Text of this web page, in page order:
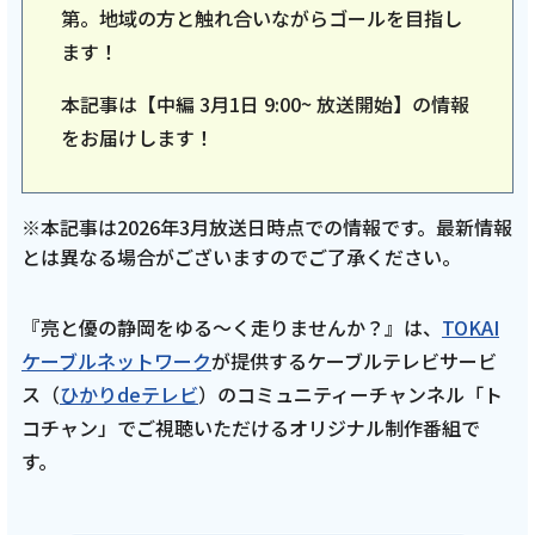
第。地域の方と触れ合いながらゴールを目指し
ます！
本記事は【中編 3月1日 9:00~ 放送開始】の情報
をお届けします！
※本記事は2026年3月放送日時点での情報です。最新情報
とは異なる場合がございますのでご了承ください。
『亮と優の静岡をゆる～く走りませんか？』は、 TOKAI
ケーブルネットワークが提供するケーブルテレビサービ
ス（ひかりdeテレビ）のコミュニティーチャンネル「ト
コチャン」でご視聴いただけるオリジナル制作番組で
す。